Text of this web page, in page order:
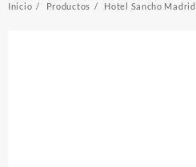
Inicio Productos Hotel Sancho Madrid